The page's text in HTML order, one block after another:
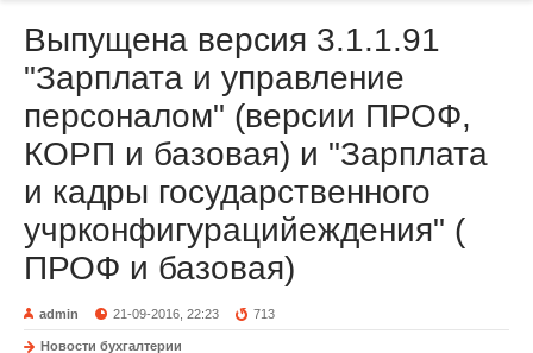
Выпущена версия 3.1.1.91
"Зарплата и управление
персоналом" (версии ПРОФ,
КОРП и базовая) и "Зарплата
и кадры государственного
учрконфигурацийеждения" (
ПРОФ и базовая)
admin 21-09-2016, 22:23 713
Новости бухгалтерии